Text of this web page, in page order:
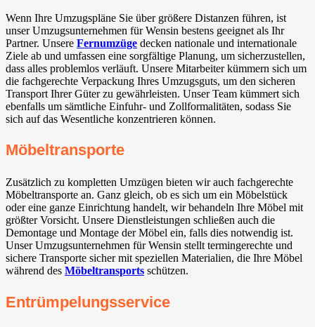
Wenn Ihre Umzugspläne Sie über größere Distanzen führen, ist
unser Umzugsunternehmen für Wensin bestens geeignet als Ihr
Partner. Unsere Fernumzüge decken nationale und internationale
Ziele ab und umfassen eine sorgfältige Planung, um sicherzustellen,
dass alles problemlos verläuft. Unsere Mitarbeiter kümmern sich um
die fachgerechte Verpackung Ihres Umzugsguts, um den sicheren
Transport Ihrer Güter zu gewährleisten. Unser Team kümmert sich
ebenfalls um sämtliche Einfuhr- und Zollformalitäten, sodass Sie
sich auf das Wesentliche konzentrieren können.
Möbeltransporte
Zusätzlich zu kompletten Umzügen bieten wir auch fachgerechte
Möbeltransporte an. Ganz gleich, ob es sich um ein Möbelstück
oder eine ganze Einrichtung handelt, wir behandeln Ihre Möbel mit
größter Vorsicht. Unsere Dienstleistungen schließen auch die
Demontage und Montage der Möbel ein, falls dies notwendig ist.
Unser Umzugsunternehmen für Wensin stellt termingerechte und
sichere Transporte sicher mit speziellen Materialien, die Ihre Möbel
während des Möbeltransports schützen.
Entrümpelungsservice